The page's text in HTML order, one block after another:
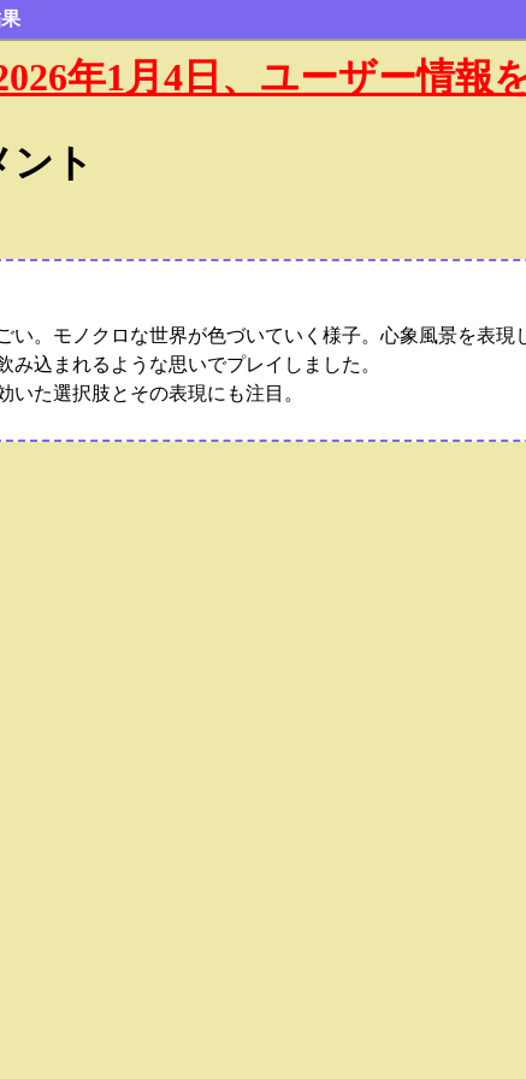
年1月4日、ユーザー情報
ント
い。モノクロな世界が色づいていく様子。心象風景を表
込まれるような思いでプレイしました。
た選択肢とその表現にも注目。